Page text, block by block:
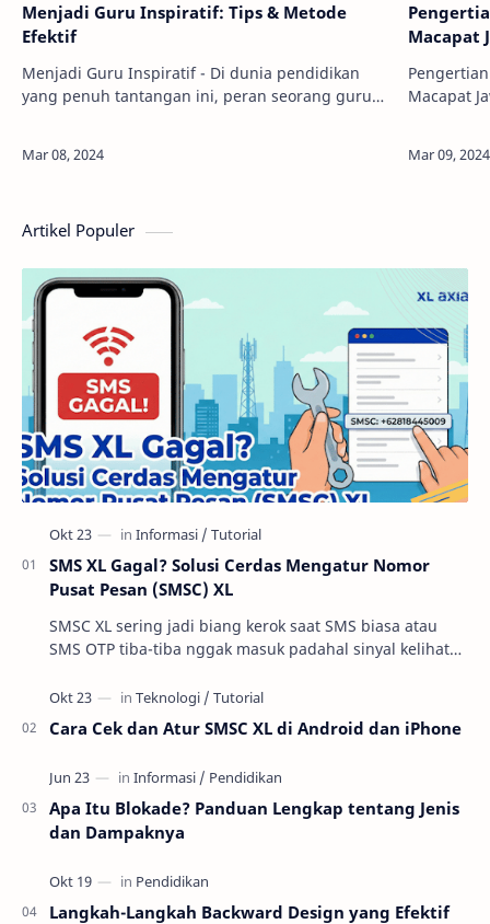
Menjadi Guru Inspiratif: Tips & Metode
Efektif
Menjadi Guru Inspiratif - Di dunia pendidikan
yang penuh tantangan ini, peran seorang guru
Macapat
Macapat
Macapat.
Artikel Populer
SMS XL Gagal? Solusi Cerdas Mengatur Nomor
Pusat Pesan (SMSC) XL
SMSC XL sering jadi biang kerok saat SMS biasa atau
SMS OTP tiba-tiba nggak masuk padahal sinyal kelihatan
Cara Cek dan Atur SMSC XL di Android dan iPhone
Apa Itu Blokade? Panduan Lengkap tentang Jenis
dan Dampaknya
Langkah-Langkah Backward Design yang Efektif